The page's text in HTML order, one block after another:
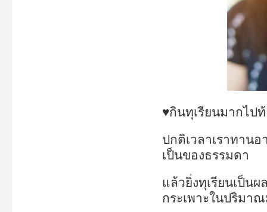
♥กินทุเรียนมากไป
ปกติเวลาเราทาน
เป็นของธรรมดา
แล้วยิ่งทุเรียนเป็น
กระเพาะในปริมา